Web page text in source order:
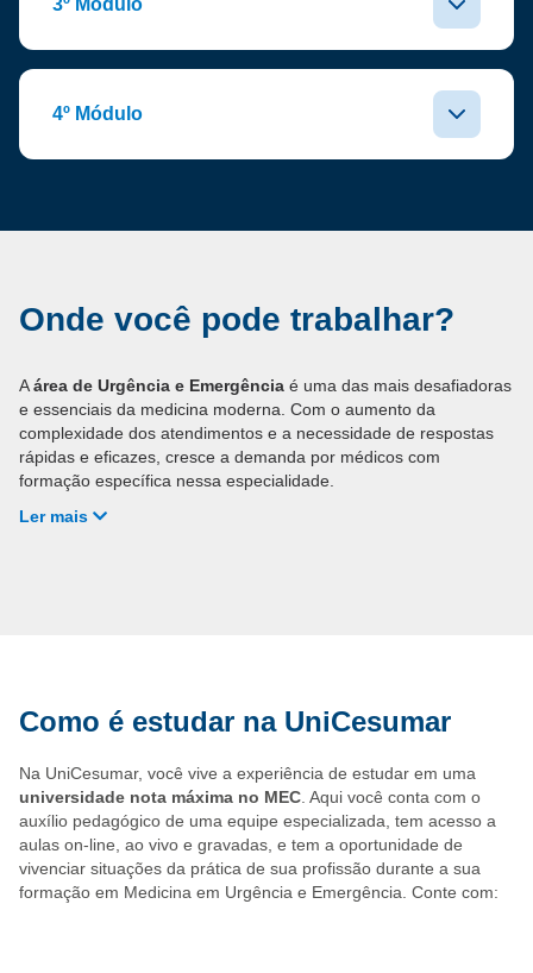
3º Módulo
4º Módulo
Onde você pode trabalhar?
Aárea de Urgência e Emergência é uma das mais desafiadoras
e essenciais da medicina moderna. Com o aumento da
complexidade dos atendimentos e a necessidade de respostas
rápidas e eficazes, cresce a demanda por médicos com
formação específica nessa especialidade.
Os profissionais podem atuar em:
· Transporte aéreo de pacientes críticos;
· Coordenação em setores emergenciais.
É um setor que exige preparo técnico, equilíbrio emocional e
atualização constante, mas que também oferece reconhecimento
profissional e excelente valorização no mercado médico.
Ler mais
Como é estudar na UniCesumar
Na UniCesumar, você vive a experiência de estudar em uma
universidade nota máxima no MEC . Aqui você conta com o
auxílio pedagógico de uma equipe especializada, tem acesso a
aulas on-line, ao vivo e gravadas, e tem a oportunidade de
vivenciar situações da prática de sua profissão durante a sua
formação em Medicina em Urgência e Emergência. Conte com: